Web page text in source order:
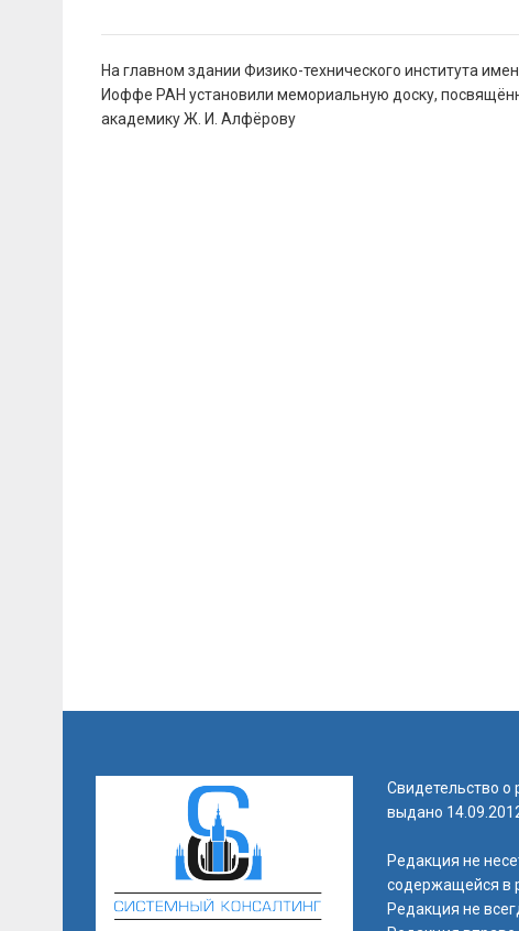
Навигация
по
записям
На главном здании Физико-технического института
Иоффе РАН установили мемориальную доску,
академику Ж. И. Алфёрову
Свидетельство
выдано
Редакция не
содержащейся в
Редакция не